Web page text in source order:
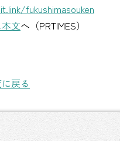
fukushimasouken
文へ（PRTIMES）
戻る